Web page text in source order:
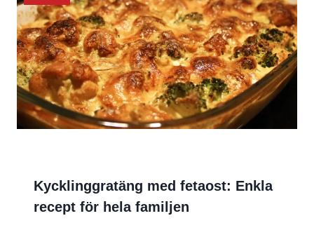
Kycklinggratäng med fetaost: Enkla
recept för hela familjen